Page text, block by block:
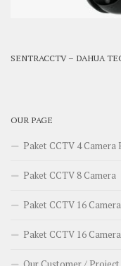
SENTRACCTV – DAHUA
OUR PAGE
Paket CCTV 4 Camera
Paket CCTV 8 Camera
Paket CCTV 16 Camera
Paket CCTV 16